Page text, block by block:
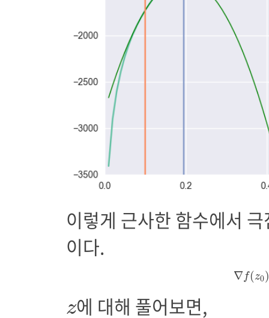
이렇게 근사한 함수에서
이다.
∇f(z0)
∇f
z
z에 대해 풀어보면,